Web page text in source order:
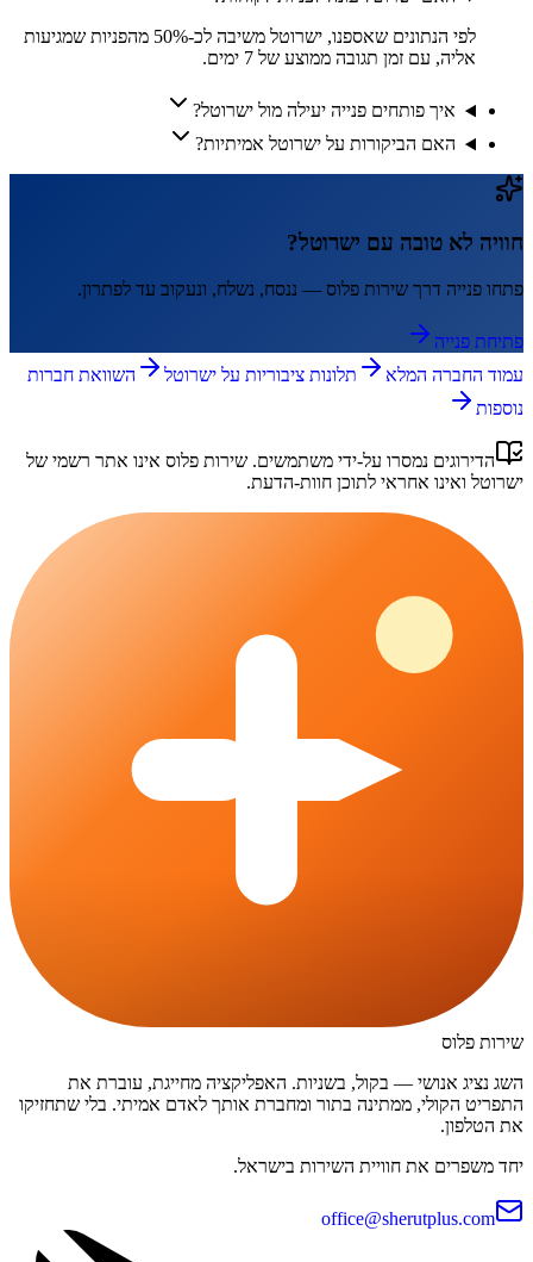
לפי הנתונים שאספנו, ישרוטל משיבה לכ-50% מהפניות שמגיעות
אליה, עם זמן תגובה ממוצע של 7 ימים.
איך פותחים פנייה יעילה מול ישרוטל?
האם הביקורות על ישרוטל אמיתיות?
חוויה לא טובה עם ישרוטל?
פתחו פנייה דרך שירות פלוס — ננסח, נשלח, ונעקוב עד לפתרון.
פתיחת פנייה
עמוד החברה המלא
תלונות ציבוריות על ישרוטל
השוואת חברות
נוספות
הדירוגים נמסרו על-ידי משתמשים. שירות פלוס אינו אתר רשמי של
ישרוטל ואינו אחראי לתוכן חוות-הדעת.
שירות פלוס
השג נציג אנושי — בקול, בשניות. האפליקציה מחייגת, עוברת את
התפריט הקולי, ממתינה בתור ומחברת אותך לאדם אמיתי. בלי שתחזיקו
את הטלפון.
יחד משפרים את חוויית השירות בישראל.
office@sherutplus.com